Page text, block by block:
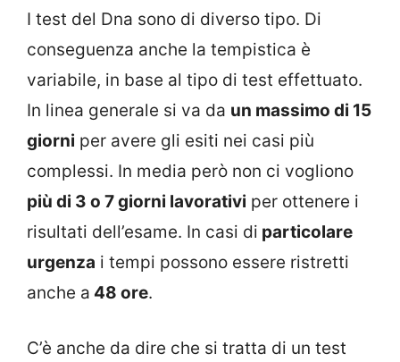
I test del Dna sono di diverso tipo. Di
conseguenza anche la tempistica è
variabile, in base al tipo di test effettuato.
In linea generale si va da un massimo di 15
giorni per avere gli esiti nei casi più
complessi. In media però non ci vogliono
più di 3 o 7 giorni lavorativi per ottenere i
risultati dell’esame. In casi di particolare
urgenza i tempi possono essere ristretti
anche a 48 ore.
C’è anche da dire che si tratta di un test